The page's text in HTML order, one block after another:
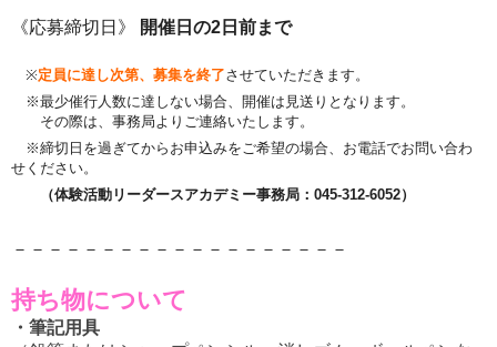
《応募締切日》 開催日の2日前まで
※定員に達し次第、募集を終了させていただきます。
※最少催行人数に達しない場合、開催は見送りとなります。
その際は、事務局よりご連絡いたします。
※締切日を過ぎてからお申込みをご希望の場合、お電話でお問い合わ
せください。
（体験活動リーダースアカデミー事務局：045-312-6052）
－－－－－－－－－－－－－－－－－－－
持ち物について
・筆記用具